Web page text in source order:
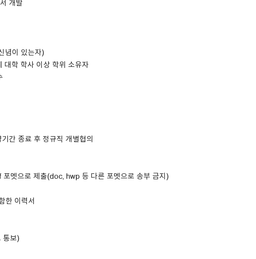
개발
념이 있는자)
대학 학사 이상 학위 소유자
간 종료 후 정규직 개별협의
멧으로 제출(doc, hwp 등 다른 포멧으로 송부 금지)
한 이력서
통보)